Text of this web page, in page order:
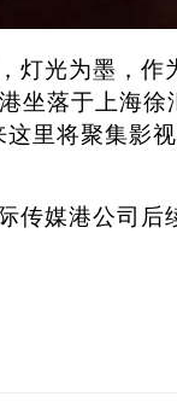
灯光为墨，作
坐落于上海徐
里将聚集影
传媒港公司后